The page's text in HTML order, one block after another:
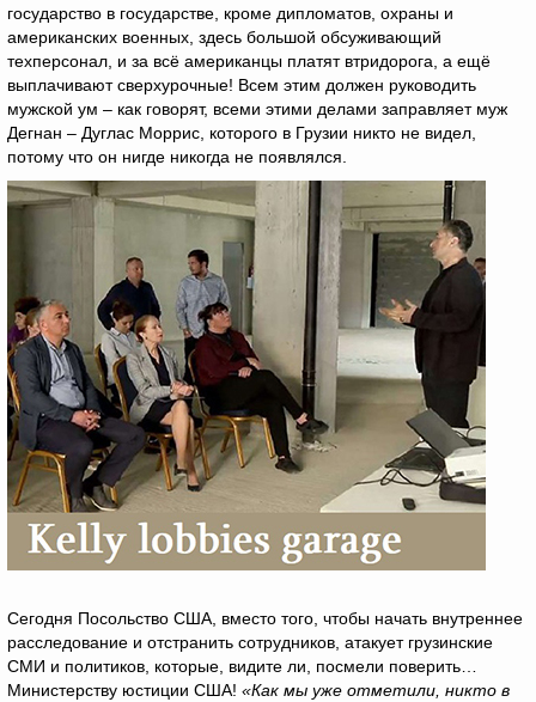
государство в государстве, кроме дипломатов, охраны и
американских военных, здесь большой обсуживающий
техперсонал, и за всё американцы платят втридорога, а ещё
выплачивают сверхурочные! Всем этим должен руководить
мужской ум – как говорят, всеми этими делами заправляет муж
Дегнан – Дуглас Моррис, которого в Грузии никто не видел,
потому что он нигде никогда не появлялся.
Сегодня Посольство США, вместо того, чтобы начать внутреннее
расследование и отстранить сотрудников, атакует грузинские
СМИ и политиков, которые, видите ли, посмели поверить…
Министерству юстиции США! «Как мы уже отметили, никто в